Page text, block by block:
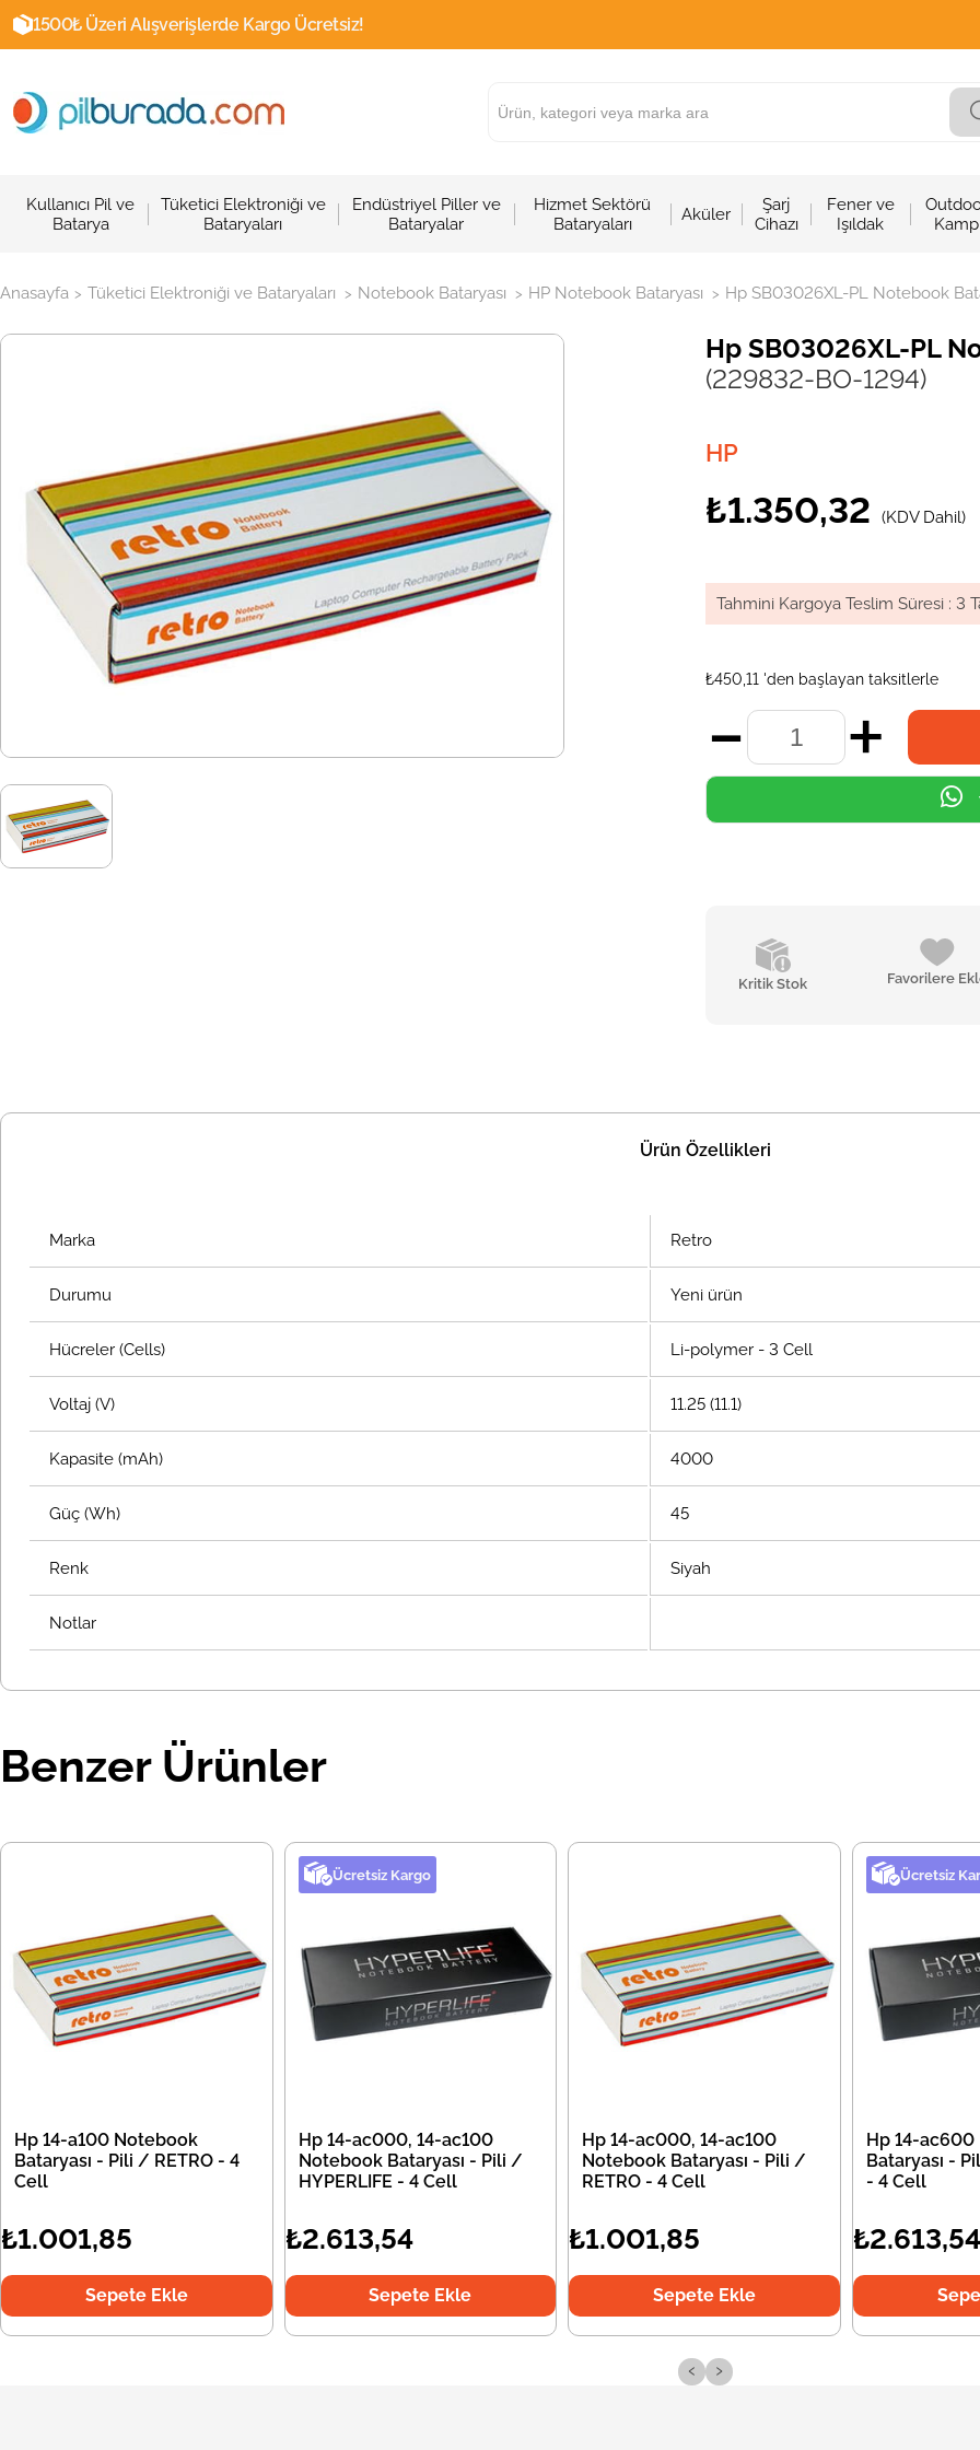
1500₺ Üzeri Alışverişlerde Kargo Ücretsiz!
Kullanıcı Pil ve
Batarya
Tüketici Elektroniği ve
Bataryaları
Endüstriyel Piller ve
Bataryalar
Hizmet Sektörü
Bataryaları
Aküler
Şarj
Cihazı
Fener ve
Işıldak
Kamp
Anasayfa > Tüketici Elektroniği ve Bataryaları > Notebook Bataryası > HP Notebook Bataryası > Hp SB03026XL-PL Notebook
Hp SB03026XL-PL
(229832-BO-1294)
HP
₺1.350,32 (KDV Dahil)
Tahmini Kargoya Teslim Süresi : 3
₺450,11 'den başlayan taksitlerle
Kritik Stok Favorilere
Ürün Özellikleri
Marka Retro
Durumu Yeni ürün
Hücreler (Cells) Li-polymer - 3 Cell
Voltaj (V) 11.25 (11.1)
Kapasite (mAh) 4000
Güç (Wh) 45
Renk Siyah
Notlar
Benzer Ürünler
Hp 14-a100 Notebook
Bataryası - Pili / RETRO - 4
Cell
₺1.001,85
Sepete Ekle
Ücretsiz Kargo
Hp 14-ac000, 14-ac100
Notebook Bataryası - Pili /
HYPERLIFE - 4 Cell
₺2.613,54
Sepete Ekle
Hp 14-ac000, 14-ac100
Notebook Bataryası - Pili /
RETRO - 4 Cell
₺1.001,85
Sepete Ekle
Ücretsiz
Hp 14-
Bataryası -
- 4 Cell
₺2.613,54
‹ ›